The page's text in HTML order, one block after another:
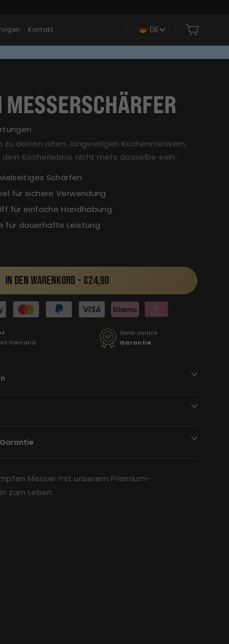
Kontakt DE
zu deinen alten, langweiligen Küchenmessern,
Kocherlebnis nicht mehr dasselbe sein.
Schärfen
für sichere Verwendung
für einfache Handhabung
für dauerhafte Leistung
IN DEN WARENKORB - €24,90
Versand
Geld-zurück
Garantie
Messer mit unserem Premium-
zum Leben.